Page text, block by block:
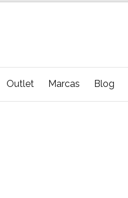
Outlet Marcas Blog